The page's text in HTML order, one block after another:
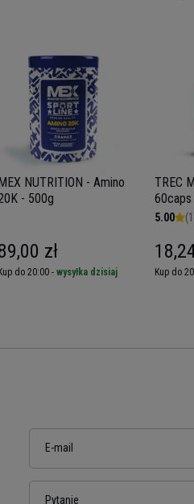
NUTRITION - Amino
- 500g
zł
Kup do 20:00 - wysyłka dzisiaj
TREC
60caps
5.00
Kup do
E-mail
Pytanie